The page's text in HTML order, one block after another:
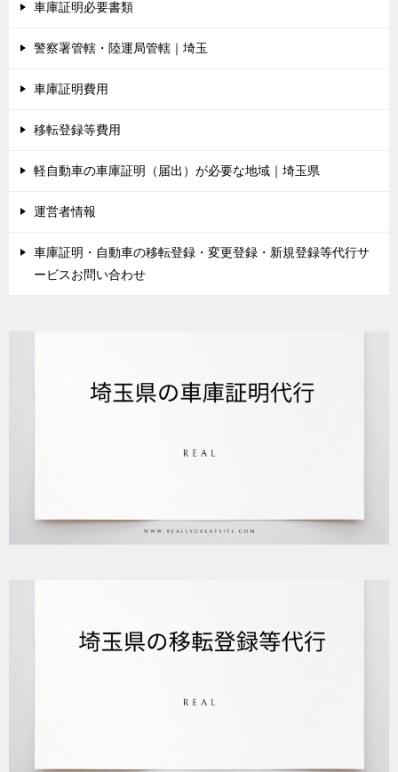
車庫証明必要書類
警察署管轄・陸運局管轄｜埼玉
車庫証明費用
移転登録等費用
軽自動車の車庫証明（届出）が必要な地域｜埼玉県
運営者情報
車庫証明・自動車の移転登録・変更登録・新規登録等代行サ
ービスお問い合わせ